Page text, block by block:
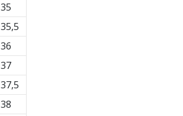
35
35,5
36
37
37,5
38